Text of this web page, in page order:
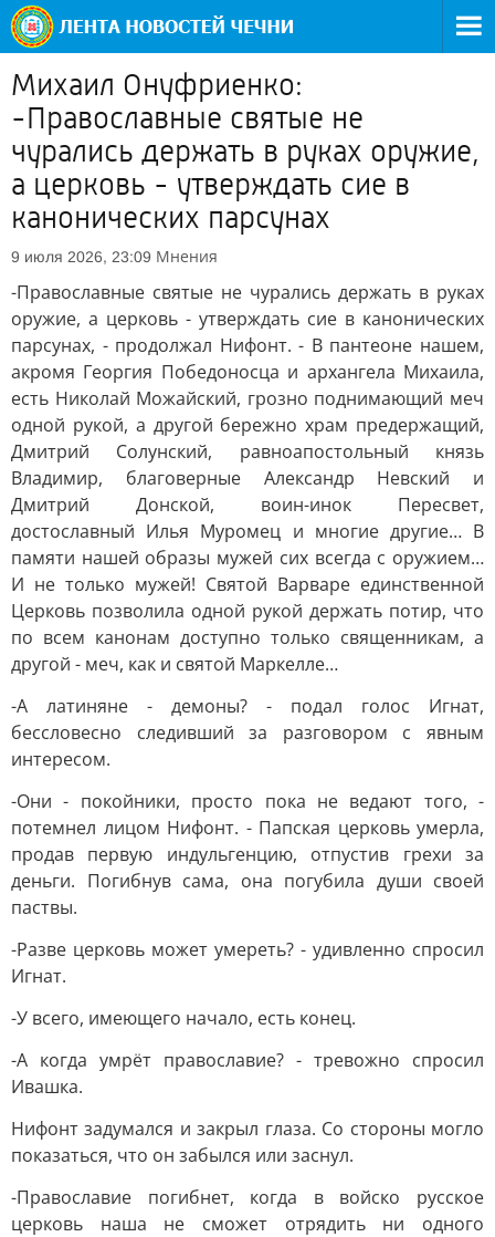
Михаил Онуфриенко:
-Православные святые не
чурались держать в руках оружие,
а церковь - утверждать сие в
канонических парсунах
9 июля 2026, 23:09 Мнения
-Православные святые не чурались держать в руках
оружие, а церковь - утверждать сие в канонических
парсунах, - продолжал Нифонт. - В пантеоне нашем,
акромя Георгия Победоносца и архангела Михаила,
есть Николай Можайский, грозно поднимающий меч
одной рукой, а другой бережно храм предержащий,
Дмитрий Солунский, равноапостольный князь
Владимир, благоверные Александр Невский и
Дмитрий Донской, воин-инок Пересвет,
достославный Илья Муромец и многие другие… В
памяти нашей образы мужей сих всегда с оружием…
И не только мужей! Святой Варваре единственной
Церковь позволила одной рукой держать потир, что
по всем канонам доступно только священникам, а
другой - меч, как и святой Маркелле…
-А латиняне - демоны? - подал голос Игнат,
бессловесно следивший за разговором с явным
интересом.
-Они - покойники, просто пока не ведают того, -
потемнел лицом Нифонт. - Папская церковь умерла,
продав первую индульгенцию, отпустив грехи за
деньги. Погибнув сама, она погубила души своей
паствы.
-Разве церковь может умереть? - удивленно спросил
Игнат.
-У всего, имеющего начало, есть конец.
-А когда умрёт православие? - тревожно спросил
Ивашка.
Нифонт задумался и закрыл глаза. Со стороны могло
показаться, что он забылся или заснул.
-Православие погибнет, когда в войско русское
церковь наша не сможет отрядить ни одного